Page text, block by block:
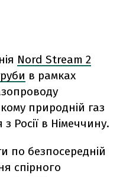
Nord Stream 2
в рамках
природній газ
Росії в Німеччину.
по безпосередній
спірного